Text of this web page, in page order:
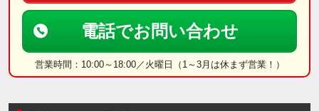
電話でお問い合わせ
営業時間：10:00～18:00／火曜日（1～3月は休まず営業！）